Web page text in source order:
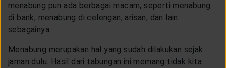
menabung pun ada berbagai macam, seperti menabung
di bank, menabung di celengan, arisan, dan lain
sebagainya.
Menabung merupakan hal yang sudah dilakukan sejak
jaman dulu. Hasil dari tabungan ini memang tidak kita
ACARA